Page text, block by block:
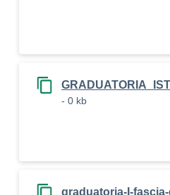
- 0 kb
graduatoria-I-